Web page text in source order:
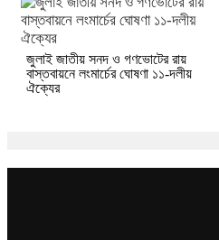
জুলাই জাতীয় সনদ ও গণভোটের রায়
বাস্তবায়নে লংমার্চের ঘোষণা ১১-দলীয়
ঐক্যের